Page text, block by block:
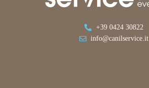
+39 0424 30822
info@canilservice.it